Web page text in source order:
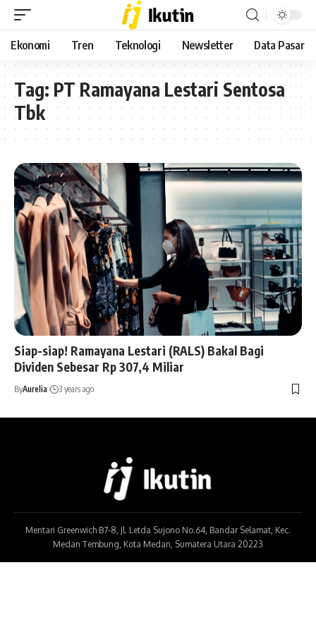
Ekonomi Tren Teknologi Newsletter Data Pasar
Tag: PT Ramayana Lestari Sentosa
Tbk
Siap-siap! Ramayana Lestari (RALS) Bakal Bagi
Dividen Sebesar Rp 307,4 Miliar
ByAurelia 3 years ago
Mentari Greenwich B7-8, Jl. Letda Sujono No.64, Bandar Selamat, Kec.
Medan Tembung, Kota Medan, Sumatera Utara 20223